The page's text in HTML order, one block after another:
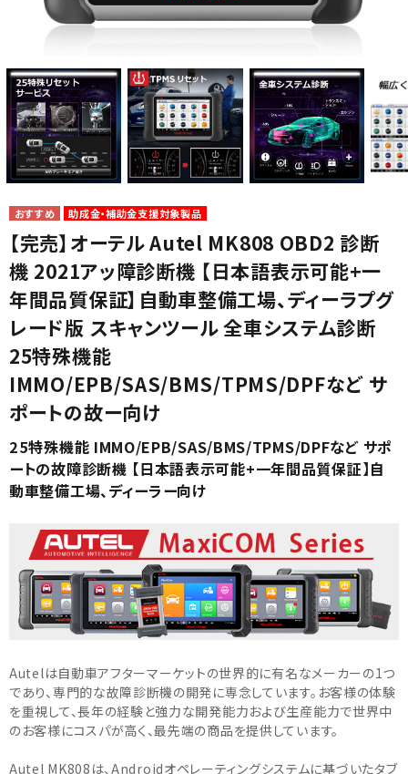
メーカーから選ぶ
ガレージ機器
助成金・補助金支援対象製品
【完売】オーテル Autel MK808 OBD2 診断
機 2021アッ障診断機 【日本語表示可能+一
年間品質保証】自動車整備工場、ディーラプグ
レード版 スキャンツール 全車システム診断
25特殊機能
IMMO/EPB/SAS/BMS/TPMS/DPFなど サ
ポートの故ー向け
25特殊機能 IMMO/EPB/SAS/BMS/TPMS/DPFなど サポ
ートの故障診断機 【日本語表示可能+一年間品質保証】自
動車整備工場、ディーラー向け
Autelは自動車アフターマーケットの世界的に有名なメーカーの1つ
であり、専門的な故障診断機の開発に専念しています。お客様の体験
を重視して、長年の経験と強力な開発能力および生産能力で世界中
のお客様にコスパが高く、最先端の商品を提供しています。
Autel MK808は、Androidオペレーティングシステムに基づいたタブ